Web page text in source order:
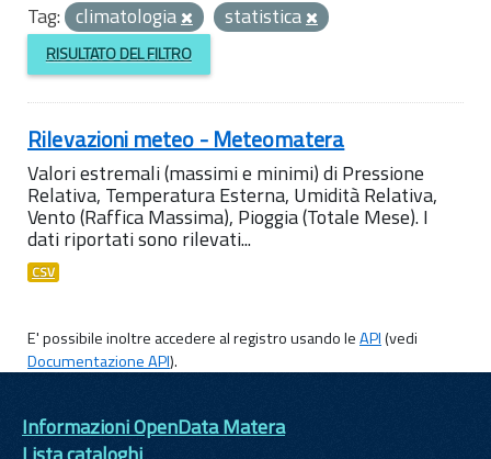
Tag: climatologia statistica
RISULTATO DEL FILTRO
Rilevazioni meteo - Meteomatera
Valori estremali (massimi e minimi) di Pressione
Relativa, Temperatura Esterna, Umidità Relativa,
Vento (Raffica Massima), Pioggia (Totale Mese). I
dati riportati sono rilevati...
CSV
E' possibile inoltre accedere al registro usando leAPI(vedi
Documentazione API).
Informazioni OpenData Matera